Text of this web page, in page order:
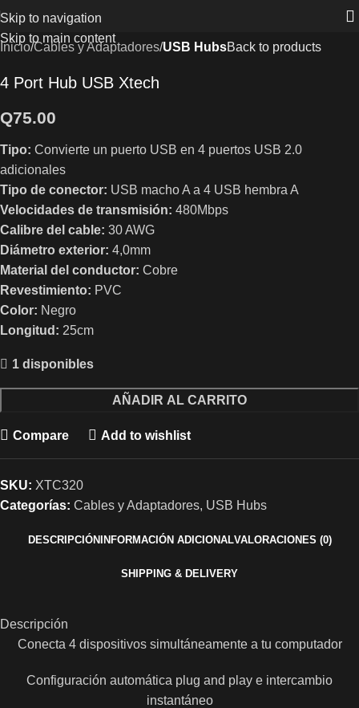
Skip to navigation
Skip to main content
Inicio Cables y Adaptadores USB HubsBack to products
4 Port Hub USB Xtech
Q75.00
Tipo: Convierte un puerto USB en 4 puertos USB 2.0
adicionales
Tipo de conector: USB macho A a 4 USB hembra A
Velocidades de transmisión: 480Mbps
Calibre del cable: 30 AWG
Diámetro exterior: 4,0mm
Material del conductor: Cobre
Revestimiento: PVC
Color: Negro
Longitud: 25cm
1 disponibles
AÑADIR AL CARRITO
Compare Add to wishlist
SKU: XTC320
Categorías: Cables y Adaptadores, USB Hubs
DESCRIPCIÓN INFORMACIÓN ADICIONALVALORACIONES (0)
SHIPPING & DELIVERY
Descripción
Conecta 4 dispositivos simultáneamente a tu computador
Configuración automática plug and play e intercambio
instantáneo